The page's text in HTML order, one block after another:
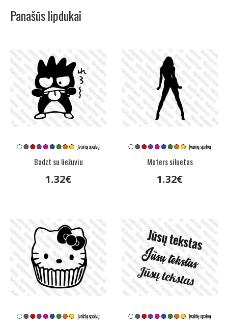
Panašūs lipdukai
Badzt su liežuviu
1.32€
Moters siluetas
1.32€